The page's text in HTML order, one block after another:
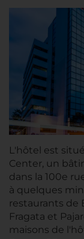
L'hôtel est
Center, un
dans la 100e
à quelques
restaurants de
Fragata et
maisons de